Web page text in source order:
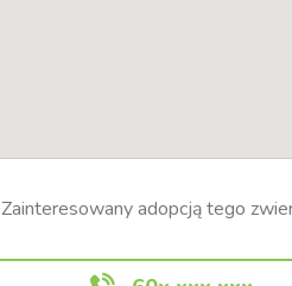
Zainteresowany adopcją tego